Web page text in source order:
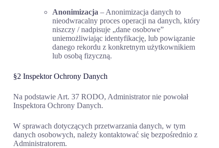
Anonimizacja – Anonimizacja danych to
nieodwracalny proces operacji na danych, który
niszczy / nadpisuje „dane osobowe”
uniemożliwiając identyfikację, lub powiązanie
danego rekordu z konkretnym użytkownikiem
lub osobą fizyczną.
§2 Inspektor Ochrony Danych
Na podstawie Art. 37 RODO, Administrator nie powołał
Inspektora Ochrony Danych.
W sprawach dotyczących przetwarzania danych, w tym
danych osobowych, należy kontaktować się bezpośrednio z
Administratorem.